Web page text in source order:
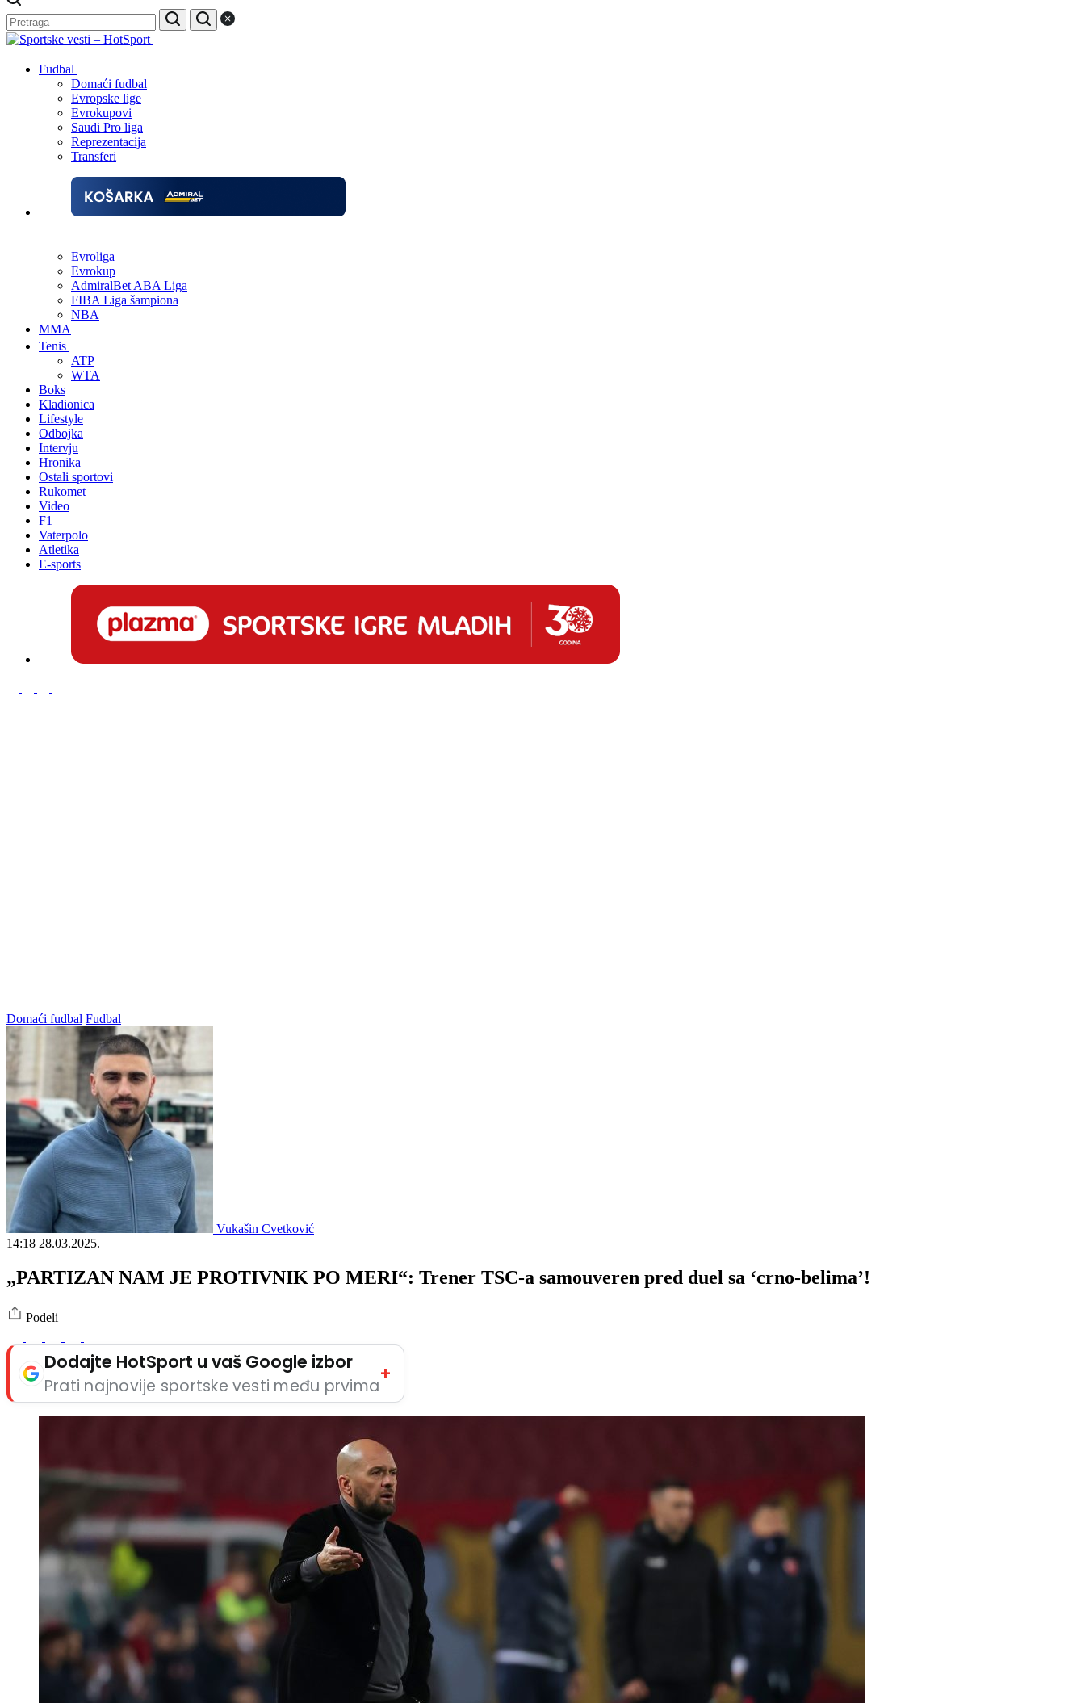
Fudbal
Domaći fudbal
Evropske lige
Evrokupovi
Saudi Pro liga
Reprezentacija
Transferi
Evroliga
Evrokup
AdmiralBet ABA Liga
FIBA Liga šampiona
NBA
MMA
Tenis
ATP
WTA
Boks
Kladionica
Lifestyle
Odbojka
Intervju
Hronika
Ostali sportovi
Rukomet
Video
F1
Vaterpolo
Atletika
E-sports
Domaći fudbal Fudbal
Vukašin Cvetković
14:18 28.03.2025.
„PARTIZAN NAM JE PROTIVNIK PO MERI“: Trener TSC-a samouveren pred duel sa ‘crno-belima’!
Podeli
Dodajte HotSport u vaš Google izbor
Prati najnovije sportske vesti među prvima
+